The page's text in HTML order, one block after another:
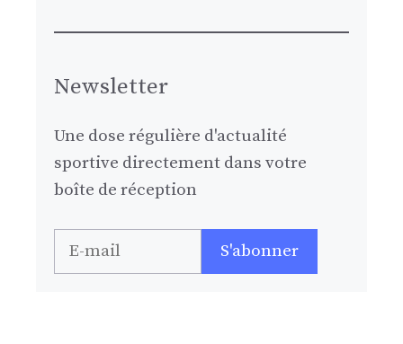
Newsletter
Une dose régulière d'actualité
sportive directement dans votre
boîte de réception